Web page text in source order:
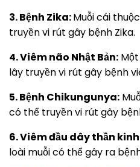
3. Bệnh Zika:Muỗi cái
truyền vi rút gây bệnh Zika.
4. Viêm não Nhật Bản:
lây truyền vi rút gây bệnh
5. Bệnh Chikungunya:
có thể truyền vi rút gây
6. Viêm đầu dây thần
loài muỗi có thể gây ra